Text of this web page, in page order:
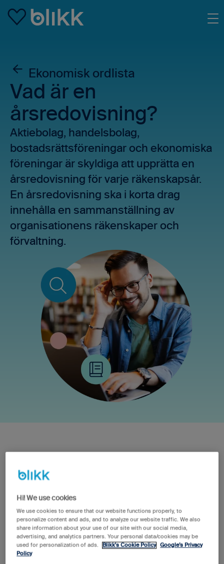
Ekonomisk ordlista
Vad är en
årsredovisning?
Aktiebolag, handelsbolag,
bostadsrättsföreningar och ekonomiska
föreningar är skyldiga att upprätta en
årsredovisning för varje räkenskapsår.
En årsredovisning ska i korta drag
innehålla en sammanställning av
organisationens räkenskaper och
förvaltning.
Vem ska upprätta en
årsredovisning?
Samtliga aktiebolag, bostadsrättsföreningar och
ekonomiska föreningar måste upprätta en
årsredovisning. I vissa fall kan även handelsbolag vara
tvungna att upprätta en årsredovisning.
Hi! We use cookies
We use cookies to ensure that our website functions properly, to
personalize content and ads, and to analyze our website traffic. We also
share information about your use of our site with our social media,
advertising, and analytics partners. Your personal data/cookies may be
used for personalization of ads.
Blikk's Cookie Policy
Google’s Privacy
Policy